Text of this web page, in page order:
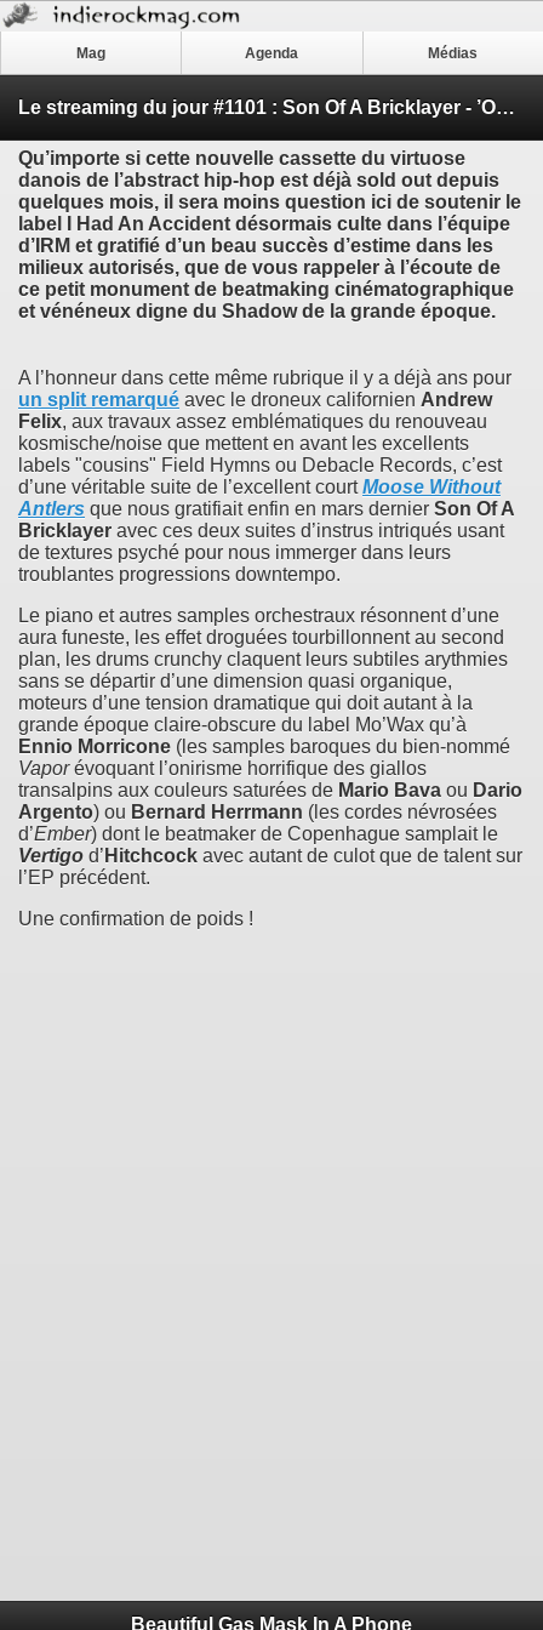
Mag Agenda Médias
Le streaming du jour #1101 : Son Of A Bricklayer - ’Out Of The Fire EP’
Qu’importe si cette nouvelle cassette du virtuose
danois de l’abstract hip-hop est déjà sold out depuis
quelques mois, il sera moins question ici de soutenir le
label I Had An Accident désormais culte dans l’équipe
d’IRM et gratifié d’un beau succès d’estime dans les
milieux autorisés, que de vous rappeler à l’écoute de
ce petit monument de beatmaking cinématographique
et vénéneux digne du Shadowde la grande époque.
A l’honneur dans cette même rubrique il y a déjà ans pour
un split remarqué avec le droneux californien Andrew
Felix, aux travaux assez emblématiques du renouveau
kosmische/noise que mettent en avant les excellents
labels "cousins" Field Hymns ou Debacle Records, c’est
d’une véritable suite de l’excellent courtMoose Without
Antlers que nous gratifiait enfin en mars dernier Son Of A
Bricklayer avec ces deux suites d’instrus intriqués usant
de textures psyché pour nous immerger dans leurs
troublantes progressions downtempo.
Le piano et autres samples orchestraux résonnent d’une
aura funeste, les effet droguées tourbillonnent au second
plan, les drums crunchy claquent leurs subtiles arythmies
sans se départir d’une dimension quasi organique,
moteurs d’une tension dramatique qui doit autant à la
grande époque claire-obscure du label Mo’Wax qu’à
Ennio Morricone (les samples baroques du bien-nommé
Vaporévoquant l’onirisme horrifique des giallos
transalpins aux couleurs saturées de Mario Bava ou Dario
Argento) ou Bernard Herrmann (les cordes névrosées
d’Ember) dont le beatmaker de Copenhague samplait le
Vertigo d’ Hitchcock avec autant de culot que de talent sur
l’EP précédent.
Une confirmation de poids !
Beautiful Gas Mask In A Phone